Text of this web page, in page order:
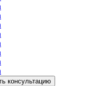
консультацию